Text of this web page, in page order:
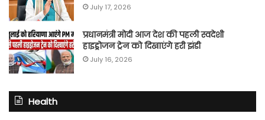
July 17, 2026
प्रधानमंत्री मोदी आज देश की पहली स्वदेशी
हाइड्रोजन ट्रेन को दिखाएंगे हरी झंडी
July 16, 2026
Health